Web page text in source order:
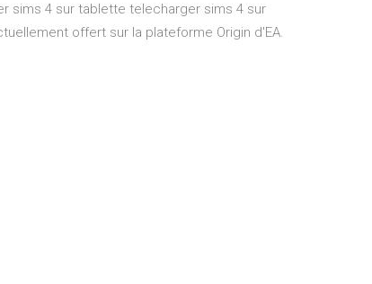
sims 4 sur tablette telecharger sims 4 sur
offert sur la plateforme Origin d'EA.